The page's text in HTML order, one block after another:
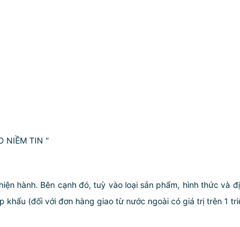
NIỀM TIN "
hành. Bên cạnh đó, tuỳ vào loại sản phẩm, hình thức và
khẩu (đối với đơn hàng giao từ nước ngoài có giá trị trên 1